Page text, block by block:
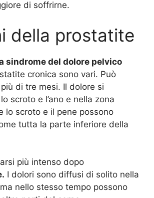
di soffrirne.
della prostatite
sindrome del dolore pelvico
cronica sono vari. Può
di tre mesi. Il dolore si
scroto e l’ano e nella zona
lo scroto e il pene possono
tutta la parte inferiore della
più intenso dopo
I dolori sono diffusi di solito nella
nello stesso tempo possono